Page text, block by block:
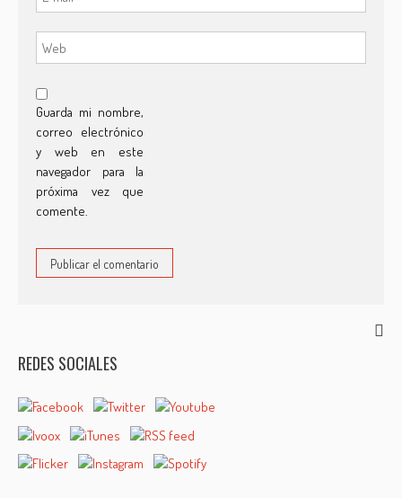
Guarda mi nombre,
correo electrónico
y web en este
navegador para la
próxima vez que
comente.
REDES SOCIALES